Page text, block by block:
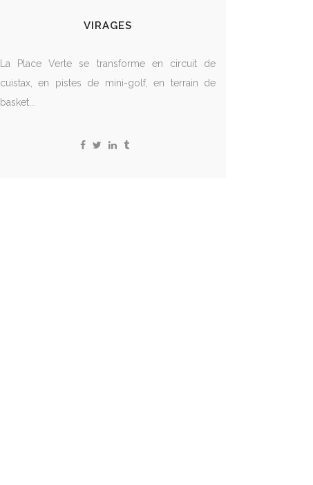
VIRAGES
La Place Verte se transforme en circuit de
cuistax, en pistes de mini-golf, en terrain de
basket...